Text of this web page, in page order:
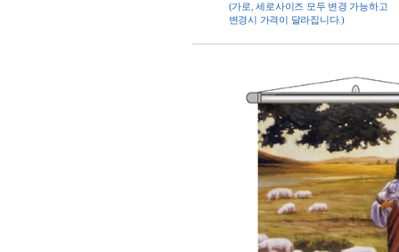
(가로, 세로사이즈 모두 변경 가능하고
변경시 가격이 달라집니다.)